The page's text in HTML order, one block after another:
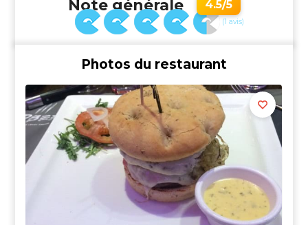
Note générale 4.5/5
(1 avis)
Photos du restaurant